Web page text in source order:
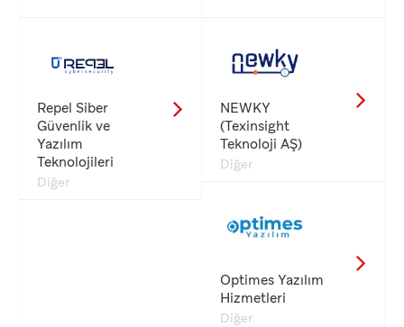
Repel Siber
Güvenlik ve
Yazılım
Teknolojileri
Diğer
NEWKY
(Texinsight
Teknoloji AŞ)
Diğer
Optimes Yazılım
Hizmetleri
Diğer